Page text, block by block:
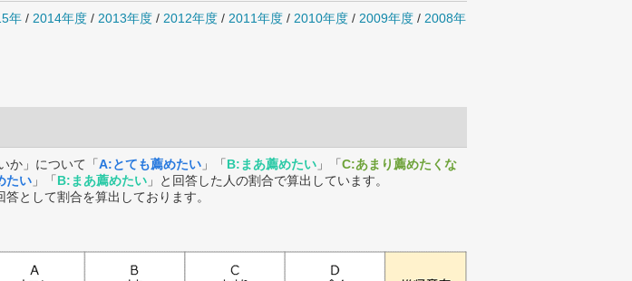
年 / 2014年度 / 2013年度 / 2012年度 / 2011年度 / 2010年度 / 2009年度 / 2008年
か」について「A:とても薦めたい 」「B:まあ薦めたい 」「C:あまり薦めたくな
たい 」「B:まあ薦めたい 」と回答した人の割合で算出しています。
として割合を算出しております。